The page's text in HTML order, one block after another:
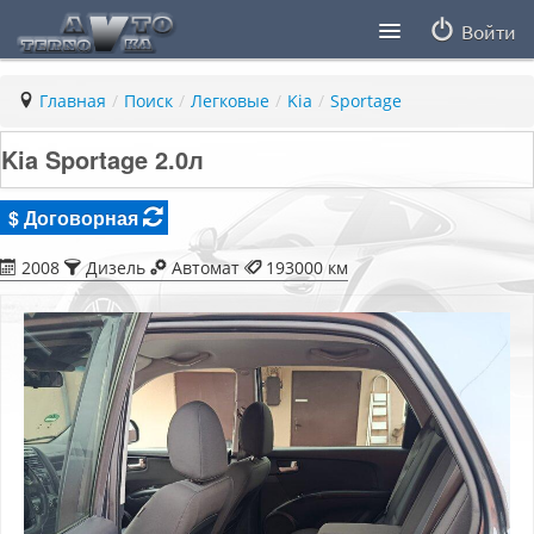
Войти
Статьи
ПДД ПМР
Главная / Поиск / Легковые / Kia / Sportage
Kia Sportage 2.0л
$ Договорная
2008 Дизель Автомат 193000 км